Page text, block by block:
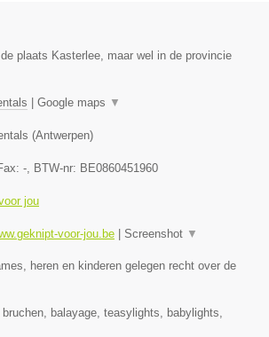
plaats Kasterlee, maar wel in de provincie
| Google maps ▼
(Antwerpen)
- , BTW-nr: BE0860451960
jou
voor-jou.be | Screenshot ▼
heren en kinderen gelegen recht over de
balayage, teasylights, babylights,